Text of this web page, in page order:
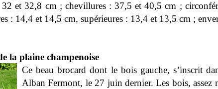
et 32,8 cm ; chevillures : 37,5 et 40,5 cm ;
: 14,4 et 14,5 cm, supérieures : 13,4 et 13,5 cm ;
la plaine champenoise
Ce beau brocard dont le bois gauche, s’inscrit
Alban Fermont, le 27 juin dernier. Les bois, assez